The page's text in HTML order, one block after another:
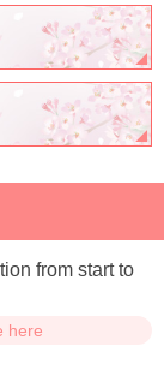
from start to
here